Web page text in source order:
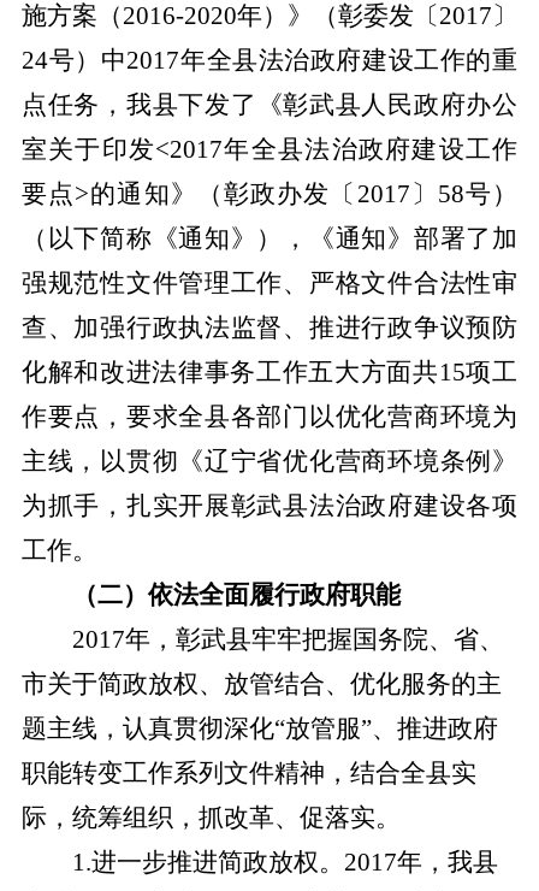
施方案（2016-2020年）》（彰委发〔2017〕
24号）中2017年全县法治政府建设工作的重
点任务， 我县下发了《彰武县人民政府办公
室关于印发<2017年全县法治政府建设工作
要点>的通知》（彰政办发〔2017〕58号）
（以下简称《通知》），《通知》部署了加
强规范性文件管理工作、严格文件合法性审
查、加强行政执法监督、推进行政争议预防
化解和改进法律事务工作五大方面共15项工
作要点，要求全县各部门以优化营商环境为
主线，以贯彻《辽宁省优化营商环境条例》
为抓手，扎实开展彰武县法治政府建设各项
工作。
（二）依法全面履行政府职能
2017年，彰武县牢牢把握国务院、省、
市关于简政放权、放管结合、优化服务的主
题主线，认真贯彻深化“放管服”、推进政府
职能转变工作系列文件精神，结合全县实
际，统筹组织，抓改革、促落实。
1.进一步推进简政放权。 2017年，我县